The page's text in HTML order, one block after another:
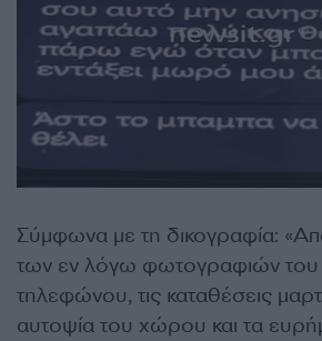
Σύμφωνα με τη δικογραφία:
των εν λόγω φωτογραφιών του
τηλεφώνου, τις καταθέσεις
αυτοψία του χώρου και τα